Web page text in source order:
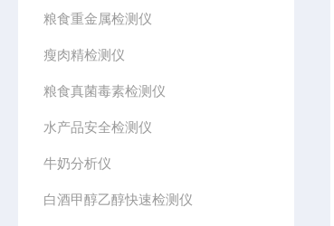
粮食重金属检测仪
瘦肉精检测仪
粮食真菌毒素检测仪
水产品安全检测仪
牛奶分析仪
白酒甲醇乙醇快速检测仪